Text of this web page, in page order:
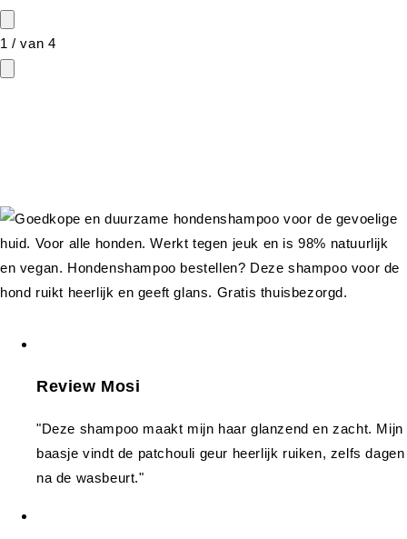
1 /van 4
Review Mosi
"Deze shampoo maakt mijn haar glanzend en zacht. Mijn
baasje vindt de patchouli geur heerlijk ruiken, zelfs dagen
na de wasbeurt."